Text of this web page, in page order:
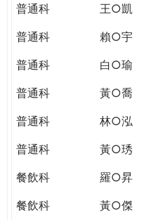
普通科
王○凱
普通科
賴○宇
普通科
白○瑜
普通科
黃○喬
普通科
林○泓
普通科
黃○琇
餐飲科
羅○昇
餐飲科
黃○傑